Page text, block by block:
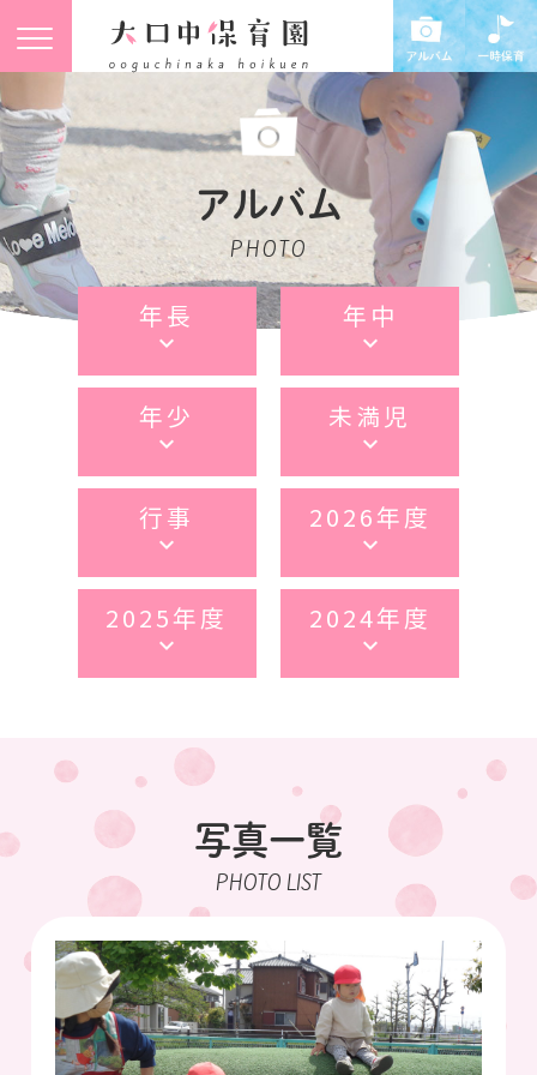
アルバム
PHOTO
年長
keyboard_arrow_down
年中
keyboard_arrow_down
年少
keyboard_arrow_down
未満児
keyboard_arrow_down
行事
keyboard_arrow_down
2026年度
keyboard_arrow_down
2025年度
keyboard_arrow_down
2024年度
keyboard_arrow_down
写真一覧
PHOTO LIST